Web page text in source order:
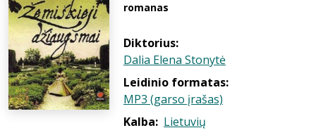
romanas
Diktorius:
Dalia Elena Stonytė
Leidinio formatas:
MP3 (garso įrašas)
Kalba: Lietuvių